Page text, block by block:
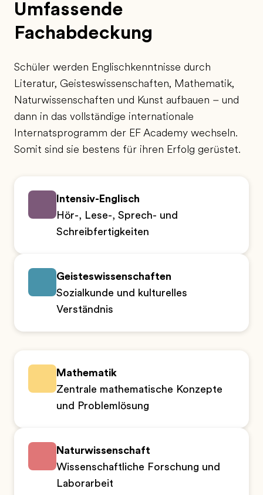
Umfassende
Fachabdeckung
Schüler werden Englischkenntnisse durch
Literatur, Geisteswissenschaften, Mathematik,
Naturwissenschaften und Kunst aufbauen – und
dann in das vollständige internationale
Internatsprogramm der EF Academy wechseln.
Somit sind sie bestens für ihren Erfolg gerüstet.
Intensiv-Englisch
Hör-, Lese-, Sprech- und
Schreibfertigkeiten
Geisteswissenschaften
Sozialkunde und kulturelles
Verständnis
Mathematik
Zentrale mathematische Konzepte
und Problemlösung
Naturwissenschaft
Wissenschaftliche Forschung und
Laborarbeit